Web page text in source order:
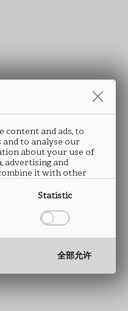
content and ads, to
to analyse our
about your use of
advertising and
it with other
use of their services.
Statistic
全部允许